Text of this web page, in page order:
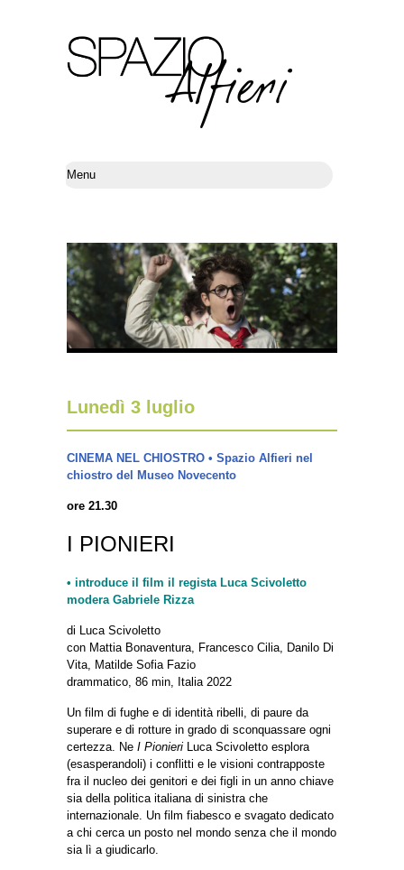
Lunedì 3 luglio
CINEMA NEL CHIOSTRO • Spazio Alfieri nel
chiostro del Museo Novecento
ore 21.30
I PIONIERI
• introduce il film il regista Luca Scivoletto
modera Gabriele Rizza
di Luca Scivoletto
con Mattia Bonaventura, Francesco Cilia, Danilo Di
Vita, Matilde Sofia Fazio
drammatico, 86 min, Italia 2022
Un film di fughe e di identità ribelli, di paure da
superare e di rotture in grado di sconquassare ogni
certezza. Ne I Pionieri Luca Scivoletto esplora
(esasperandoli) i conflitti e le visioni contrapposte
fra il nucleo dei genitori e dei figli in un anno chiave
sia della politica italiana di sinistra che
internazionale. Un film fiabesco e svagato dedicato
a chi cerca un posto nel mondo senza che il mondo
sia lì a giudicarlo.